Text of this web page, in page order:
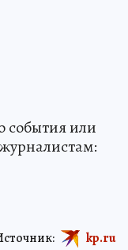
события или
kp.ru